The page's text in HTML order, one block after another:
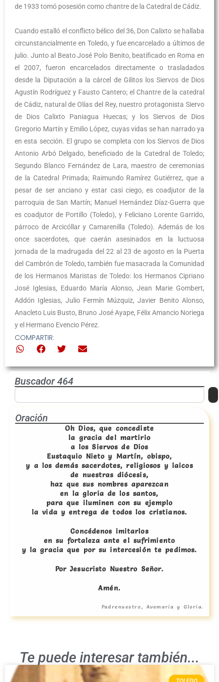
de 1933 tomó posesión como chantre de la Catedral de Cádiz.
Cuando estalló el conflicto bélico del 36, Don Calixto se hallaba
circunstancialmente en Toledo, y fue encarcelado a últimos de
julio. Junto al Beato José Polo Benito, beatificado en Roma en
el 2007, fueron encarcelados directamente o trasladados
desde la Diputación a la cárcel de Gilitos los Siervos de Dios
Agustín Rodríguez y Fausto Cantero; el Chantre de la catedral
de Cádiz, natural de Olías del Rey, nuestro protagonista Siervo
de Dios Calixto Paniagua Huecas; y los Siervos de Dios
Gregorio Martín y Emilio López, cuyas vidas se han narrado ya
en esta sección. El grupo se completa con los Siervos de Dios
Antonio Arbó Delgado, beneficiado de la Catedral de Toledo;
Segundo Blanco Fernández de Lara, maestro de ceremonias
de la Catedral Primada; Raimundo Ramírez Gutiérrez, que a
pesar de ser anciano y estar casi ciego, es coadjutor de la
parroquia de San Martín; Manuel Hernández Díaz-Guerra que
es coadjutor de Portillo (Toledo), y Feliciano Lorente Garrido,
párroco de Arcicóllar y Camarenilla (Toledo). Además de los
once sacerdotes, que caerán asesinados en la luctuosa
jornada de la madrugada del 22 al 23 de agosto en la Puerta
del Cambrón de Toledo, también fue masacrada la Comunidad
de los Hermanos Maristas de Toledo: los Hermanos Cipriano
José Iglesias, Eduardo María Alonso, Jean Marie Gombert,
Addón Iglesias, Julio Fermín Múzquiz, Javier Benito Alonso,
Anacleto Luis Busto, Bruno José Ayape, Félix Amancio Noriega
y el Hermano Evencio Pérez.
COMPARTIR:
Buscador 464
Oración
Oh Dios, que concediste
la gracia del martirio
a los Siervos de Dios
Eustaquio Nieto y Martín, obispo,
y a los demás sacerdotes, religiosos y laicos
de nuestras diócesis,
haz que sus nombres aparezcan
en la gloria de los santos,
para que iluminen con su ejemplo
la vida y entrega de todos los cristianos.
Concédenos imitarlos
en su fortaleza ante el sufrimiento
y la gracia que por su intercesión te pedimos.
Por Jesucristo Nuestro Señor.
Amén.
Padrenuestro, Avemaría y Gloria.
Te puede interesar también...